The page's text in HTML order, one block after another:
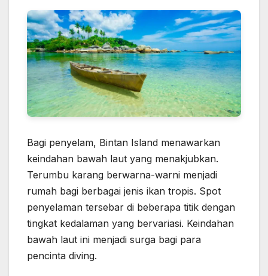
Bagi penyelam, Bintan Island menawarkan
keindahan bawah laut yang menakjubkan.
Terumbu karang berwarna-warni menjadi
rumah bagi berbagai jenis ikan tropis. Spot
penyelaman tersebar di beberapa titik dengan
tingkat kedalaman yang bervariasi. Keindahan
bawah laut ini menjadi surga bagi para
pencinta diving.